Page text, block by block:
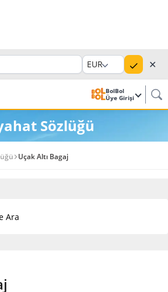
EUR ✕
BolBol
Üye Girişi
Sözlüğü
Uçak Altı Bagaj